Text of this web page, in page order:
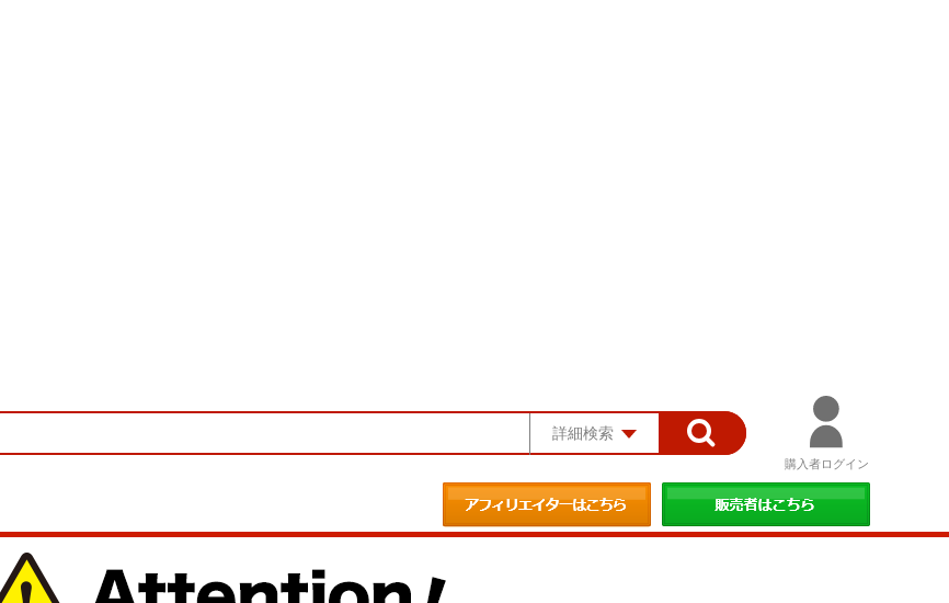
詳細検索
購入者ログイン